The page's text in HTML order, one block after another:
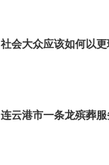
社会大众应该如何以
连云港市一条龙殡葬